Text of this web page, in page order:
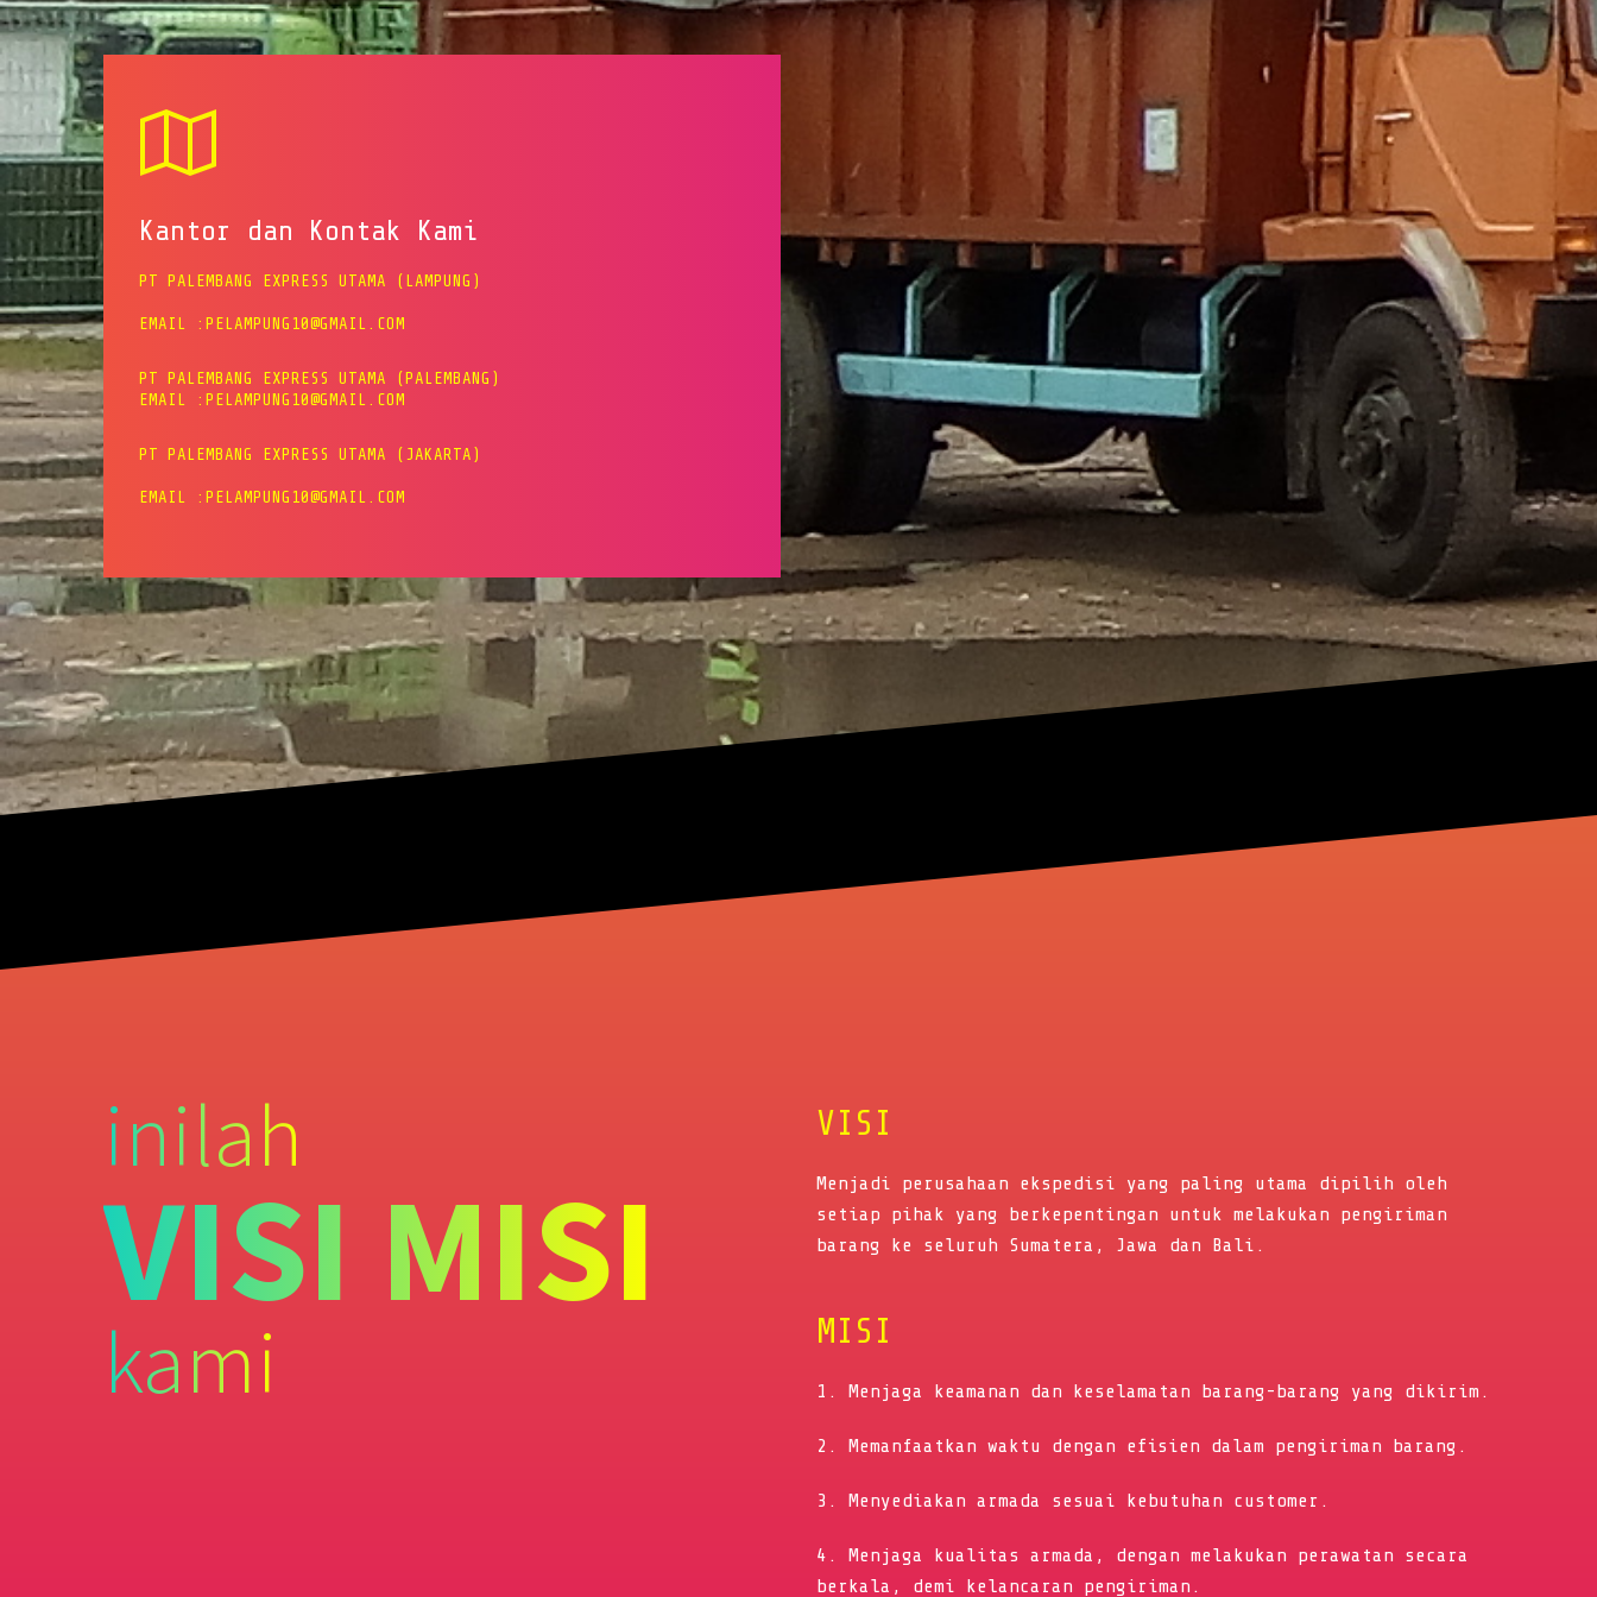
Kantor dan Kontak Kami
PT PALEMBANG EXPRESS UTAMA (LAMPUNG)
EMAIL :PELAMPUNG10@GMAIL.COM
PT PALEMBANG EXPRESS UTAMA (PALEMBANG)
EMAIL :PELAMPUNG10@GMAIL.COM
PT PALEMBANG EXPRESS UTAMA (JAKARTA)
EMAIL :PELAMPUNG10@GMAIL.COM
inilah
VISI MISI
kami
VISI
Menjadi perusahaan ekspedisi yang paling utama dipilih oleh
setiap pihak yang berkepentingan untuk melakukan pengiriman
barang ke seluruh Sumatera, Jawa dan Bali.
MISI
1. Menjaga keamanan dan keselamatan barang-barang yang dikirim.
2. Memanfaatkan waktu dengan efisien dalam pengiriman barang.
3. Menyediakan armada sesuai kebutuhan customer.
4. Menjaga kualitas armada, dengan melakukan perawatan secara
berkala, demi kelancaran pengiriman.